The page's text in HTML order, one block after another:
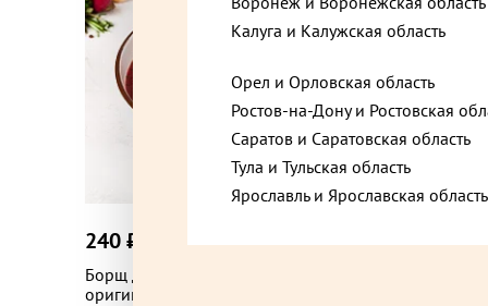
Владимир, Владимирская область, улица
Владимир, Владимирская область, улица
5 кор. 1
240 ₽
Борщ домашний с говядиной
оригинальный 350 г
245 ₽
Калуга и Калужская область
Орел и Орловская область
Ростов-на-Дону и Ростовская
Саратов и Саратовская область
Тула и Тульская область
Ярославль и Ярославская область